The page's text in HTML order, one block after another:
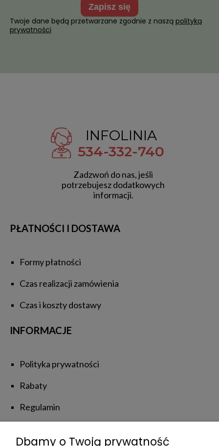
zapisz się
Twoje dane będą przetwarzane zgodnie z naszą polityką
prywatności
INFOLINIA
534-332-740
Zadzwoń do nas, jeśli
potrzebujesz dodatkowych
informacji.
PŁATNOŚCI I DOSTAWA
Formy płatności
Czas realizacji zamówienia
Czas i koszty dostawy
INFORMACJE
Polityka prywatności
Rabaty
Regulamin
Dbamy o Twoją prywatność